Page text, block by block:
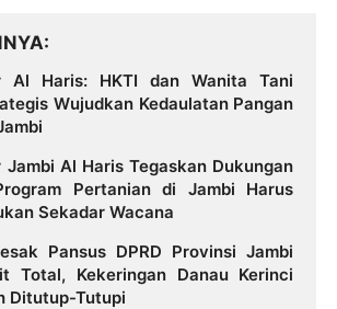
Al Haris: HKTI dan Wanita Tani
Wujudkan Kedaulatan Pangan
Jambi Al Haris Tegaskan Dukungan
Pertanian di Jambi Harus
Sekadar Wacana
Pansus DPRD Provinsi Jambi
Total, Kekeringan Danau Kerinci
Ditutup-Tutupi